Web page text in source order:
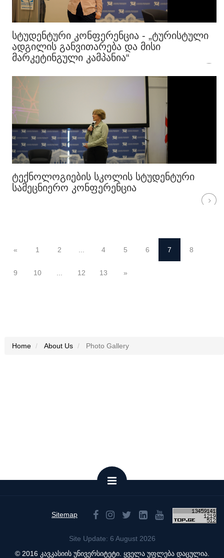
ᲡᲢᲣᲓᲔᲜᲢᲣᲠᲘ ᲙᲝᲜᲤᲔᲠᲔᲜᲪᲘᲐ - „ᲢᲣᲠᲘᲡᲢᲣᲚᲘ
ᲐᲓᲒᲘᲚᲘᲡ ᲒᲐᲜᲕᲘᲗᲐᲠᲔᲑᲐ ᲓᲐ ᲛᲘᲡᲘ
ᲛᲐᲠᲙᲔᲢᲘᲜᲒᲣᲚᲘ ᲙᲐᲛᲞᲐᲜᲘᲐ“
ᲢᲔᲥᲜᲝᲚᲝᲒᲘᲔᲑᲘᲡ ᲡᲙᲝᲚᲘᲡ ᲡᲢᲣᲓᲔᲜᲢᲣᲠᲘ
ᲡᲐᲛᲔᲪᲜᲘᲔᲠᲝ ᲙᲝᲜᲤᲔᲠᲔᲜᲪᲘᲐ
« 1 2 4 5 6 7 8
9 10 12 13 »
Home About Us Photo Gallery
Sitemap
Site Update: 6 August 2026
© 2016 კავკასიის უნივერსიტეტი. ყველა უფლება დაცულია.